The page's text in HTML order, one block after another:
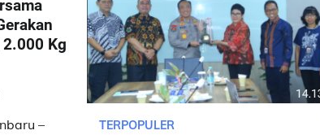
2.000 Kg
–
TERPOPULER